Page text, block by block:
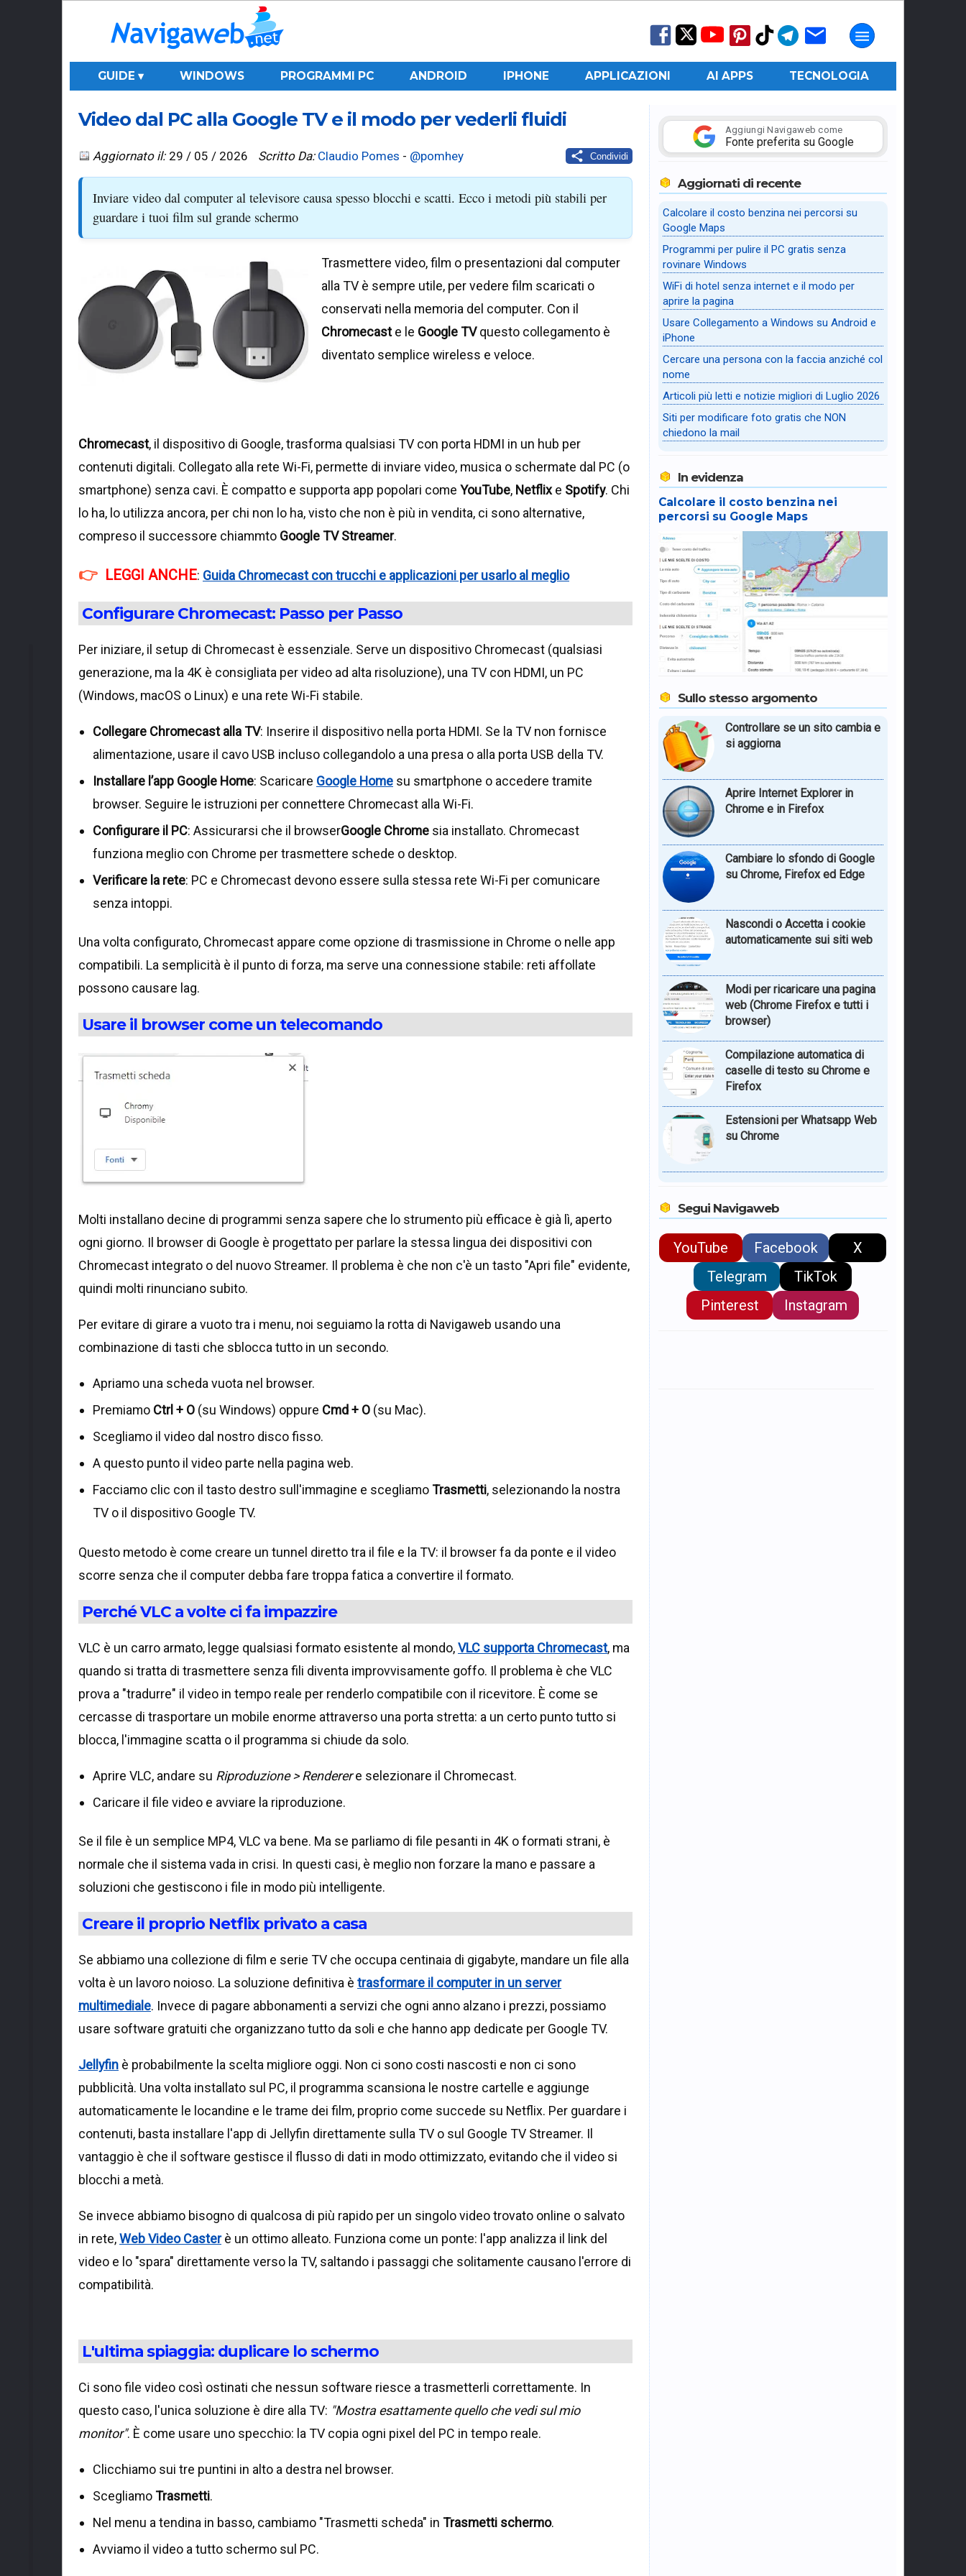
GUIDE ▾ WINDOWS PROGRAMMI PC ANDROID IPHONE APPLICAZIONI AI APPS TECNOLOGIA
Video dal PC alla Google TV e il modo per vederli fluidi
Condividi
Aggiornato il: 29 / 05 / 2026 Scritto Da: Claudio Pomes - @pomhey
Inviare video dal computer al televisore causa spesso blocchi e scatti. Ecco i metodi più stabili per
guardare i tuoi film sul grande schermo
Trasmettere video, film o presentazioni dal computer
alla TV è sempre utile, per vedere film scaricati o
conservati nella memoria del computer. Con il
Chromecaste le Google TVquesto collegamento è
diventato semplice wireless e veloce.
Chromecast, il dispositivo di Google, trasforma qualsiasi TV con porta HDMI in un hub per
contenuti digitali. Collegato alla rete Wi-Fi, permette di inviare video, musica o schermate dal PC (o
smartphone) senza cavi. È compatto e supporta app popolari come YouTube, Netflixe Spotify. Chi
lo ha, lo utilizza ancora, per chi non lo ha, visto che non è più in vendita, ci sono alternative,
compreso il successore chiammto Google TV Streamer.
LEGGI ANCHE: Guida Chromecast con trucchi e applicazioni per usarlo al meglio
Configurare Chromecast: Passo per Passo
Per iniziare, il setup di Chromecast è essenziale. Serve un dispositivo Chromecast (qualsiasi
generazione, ma la 4K è consigliata per video ad alta risoluzione), una TV con HDMI, un PC
(Windows, macOS o Linux) e una rete Wi-Fi stabile.
Collegare Chromecast alla TV: Inserire il dispositivo nella porta HDMI. Se la TV non fornisce
alimentazione, usare il cavo USB incluso collegandolo a una presa o alla porta USB della TV.
Installare l’app Google Home: Scaricare Google Home su smartphone o accedere tramite
browser. Seguire le istruzioni per connettere Chromecast alla Wi-Fi.
Configurare il PC: Assicurarsi che il browserGoogle Chrome sia installato. Chromecast
funziona meglio con Chrome per trasmettere schede o desktop.
Verificare la rete: PC e Chromecast devono essere sulla stessa rete Wi-Fi per comunicare
senza intoppi.
Una volta configurato, Chromecast appare come opzione di trasmissione in Chrome o nelle app
compatibili. La semplicità è il punto di forza, ma serve una connessione stabile: reti affollate
possono causare lag.
Usare il browser come un telecomando
Molti installano decine di programmi senza sapere che lo strumento più efficace è già lì, aperto
ogni giorno. Il browser di Google è progettato per parlare la stessa lingua dei dispositivi con
Chromecast integrato o del nuovo Streamer. Il problema è che non c'è un tasto "Apri file" evidente,
quindi molti rinunciano subito.
Per evitare di girare a vuoto tra i menu, noi seguiamo la rotta di Navigaweb usando una
combinazione di tasti che sblocca tutto in un secondo.
Apriamo una scheda vuota nel browser.
Premiamo Ctrl + O (su Windows) oppure Cmd + O (su Mac).
Scegliamo il video dal nostro disco fisso.
A questo punto il video parte nella pagina web.
Facciamo clic con il tasto destro sull'immagine e scegliamo Trasmetti, selezionando la nostra
TV o il dispositivo Google TV.
Questo metodo è come creare un tunnel diretto tra il file e la TV: il browser fa da ponte e il video
scorre senza che il computer debba fare troppa fatica a convertire il formato.
Perché VLC a volte ci fa impazzire
VLC è un carro armato, legge qualsiasi formato esistente al mondo,VLC supporta Chromecast, ma
quando si tratta di trasmettere senza fili diventa improvvisamente goffo. Il problema è che VLC
prova a "tradurre" il video in tempo reale per renderlo compatibile con il ricevitore. È come se
cercasse di trasportare un mobile enorme attraverso una porta stretta: a un certo punto tutto si
blocca, l'immagine scatta o il programma si chiude da solo.
Aprire VLC, andare su Riproduzione > Renderere selezionare il Chromecast.
Caricare il file video e avviare la riproduzione.
Se il file è un semplice MP4, VLC va bene. Ma se parliamo di file pesanti in 4K o formati strani, è
normale che il sistema vada in crisi. In questi casi, è meglio non forzare la mano e passare a
soluzioni che gestiscono i file in modo più intelligente.
Creare il proprio Netflix privato a casa
Se abbiamo una collezione di film e serie TV che occupa centinaia di gigabyte, mandare un file alla
volta è un lavoro noioso. La soluzione definitiva è trasformare il computer in un server
multimediale. Invece di pagare abbonamenti a servizi che ogni anno alzano i prezzi, possiamo
usare software gratuiti che organizzano tutto da soli e che hanno app dedicate per Google TV.
Jellyfin è probabilmente la scelta migliore oggi. Non ci sono costi nascosti e non ci sono
pubblicità. Una volta installato sul PC, il programma scansiona le nostre cartelle e aggiunge
automaticamente le locandine e le trame dei film, proprio come succede su Netflix. Per guardare i
contenuti, basta installare l'app di Jellyfin direttamente sulla TV o sul Google TV Streamer. Il
vantaggio è che il software gestisce il flusso di dati in modo ottimizzato, evitando che il video si
blocchi a metà.
Se invece abbiamo bisogno di qualcosa di più rapido per un singolo video trovato online o salvato
in rete,Web Video Casterè un ottimo alleato. Funziona come un ponte: l'app analizza il link del
video e lo "spara" direttamente verso la TV, saltando i passaggi che solitamente causano l'errore di
compatibilità.
L'ultima spiaggia: duplicare lo schermo
Ci sono file video così ostinati che nessun software riesce a trasmetterli correttamente. In
questo caso, l'unica soluzione è dire alla TV: "Mostra esattamente quello che vedi sul mio
monitor". È come usare uno specchio: la TV copia ogni pixel del PC in tempo reale.
Clicchiamo sui tre puntini in alto a destra nel browser.
Scegliamo Trasmetti.
Nel menu a tendina in basso, cambiamo "Trasmetti scheda" in Trasmetti schermo.
Avviamo il video a tutto schermo sul PC.
Aggiungi Navigaweb come
Fonte preferita su Google
Aggiornati di recente
Calcolare il costo benzina nei percorsi su
Google Maps
Programmi per pulire il PC gratis senza
rovinare Windows
WiFi di hotel senza internet e il modo per
aprire la pagina
Usare Collegamento a Windows su Android e
iPhone
Cercare una persona con la faccia anziché col
nome
Articoli più letti e notizie migliori di Luglio 2026
Siti per modificare foto gratis che NON
chiedono la mail
In evidenza
Calcolare il costo benzina nei
percorsi su Google Maps
Sullo stesso argomento
Controllare se un sito cambia e
si aggiorna
Aprire Internet Explorer in
Chrome e in Firefox
Cambiare lo sfondo di Google
su Chrome, Firefox ed Edge
Nascondi o Accetta i cookie
automaticamente sui siti web
Modi per ricaricare una pagina
web (Chrome Firefox e tutti i
browser)
Compilazione automatica di
caselle di testo su Chrome e
Firefox
Estensioni per Whatsapp Web
su Chrome
Segui Navigaweb
YouTube Facebook
X
Telegram
TikTok
Pinterest
Instagram